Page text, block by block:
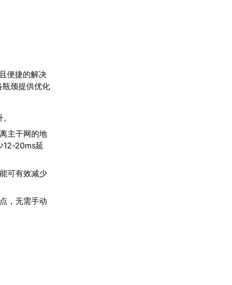
便捷的解决
颈提供优化
主干网的地
12-20ms延
可有效减少
，无需手动